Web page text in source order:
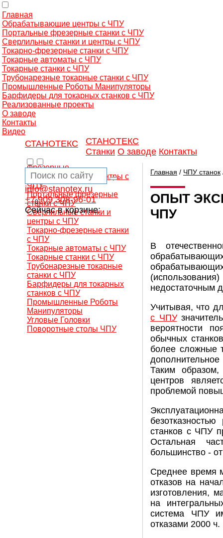
Главная
Обрабатывающие центры с ЧПУ
Портальные фрезерные станки с ЧПУ
Сверлильные станки и центры с ЧПУ
Токарно-фрезерные станки с ЧПУ
Токарные автоматы с ЧПУ
Токарные станки с ЧПУ
Трубонарезные токарные станки с ЧПУ
Промышленные Роботы Манипуляторы
Барфидеры для токарных станков с ЧПУ
Реализованные проекты
О заводе
Контакты
Видео
СТАНОТЕКС
СТАНОТЕКС
Станки О заводе Контакты
info@stanotex.ru
+7 909 308-96-01
Сейчас в корзине:
0
Фрезерные
обрабатывающие центры с
ЧПУ
Портальные фрезерные
станки с ЧПУ
Сверлильные станки и
центры с ЧПУ
Токарно-фрезерные станки
с ЧПУ
Токарные автоматы с ЧПУ
Токарные станки с ЧПУ
Трубонарезные токарные
станки с ЧПУ
Барфидеры для токарных
станков с ЧПУ
Промышленные Роботы
Манипуляторы
Угловые Головки
Поворотные столы ЧПУ
Главная / ЧПУ станок
ОПЫТ
ЧПУ
В
недостаточным
Учитывая, что
с ЧПУ
вероятности
обычных
более сложные
Таким
центров
проблемой
станков с ЧПУ
Остальная
большинство -
Среднее время
отказов на
изготовления,
на
система ЧПУ
отказами 2000 ч.